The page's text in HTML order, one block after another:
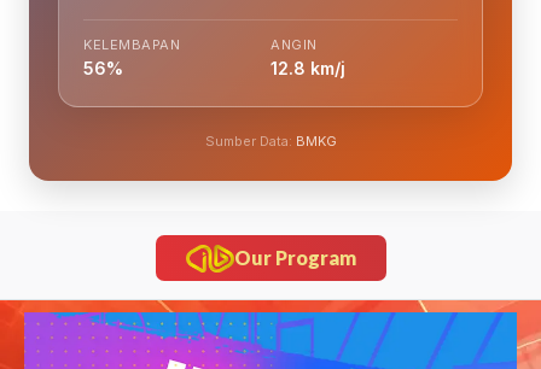
KELEMBAPAN
56%
ANGIN
12.8 km/j
Sumber Data: BMKG
Our Program